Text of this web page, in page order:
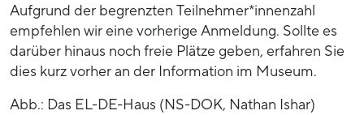
Aufgrund der begrenzten Teilnehmer*innenzahl
empfehlen wir eine vorherige Anmeldung. Sollte es
darüber hinaus noch freie Plätze geben, erfahren Sie
dies kurz vorher an der Information im Museum.
Abb.: Das EL-DE-Haus (NS-DOK, Nathan Ishar)